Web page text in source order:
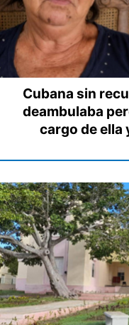
Cubana sin
deambulaba
cargo de ella